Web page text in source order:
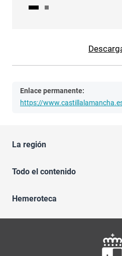
Enlace permanente:
https://
La región
Todo el contenido
Hemeroteca